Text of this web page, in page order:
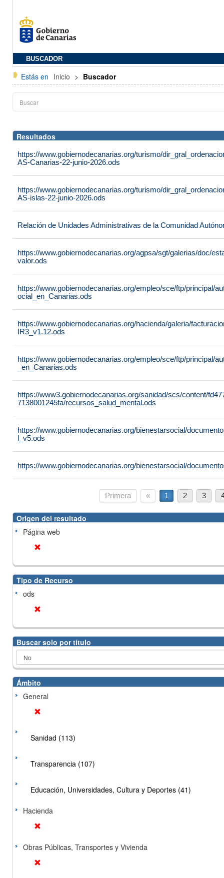
BUSCADOR
Estás en Inicio > Buscador
Resultados
https://www.gobiernodecanarias.org/turismo/
AS-Canarias-22-junio-2026.ods
https://www.gobiernodecanarias.org/turismo/
AS-islas-22-junio-2026.ods
Relación de Unidades Administrativas de la Comunidad
https://www.gobiernodecanarias.org/agpsa/sgt/galerias/doc/
valor.ods
https://www.gobiernodecanarias.org/empleo/sce/ftp/principal/
ocial_en_Canarias.ods
https://www.gobiernodecanarias.org/hacienda/galeria/
IR3_v1.12.ods
https://www.gobiernodecanarias.org/empleo/sce/ftp/principal/
_en_Canarias.ods
https://www3.gobiernodecanarias.org/sanidad/scs/content/
7138001245fa/recursos_salud_mental.ods
https://www.gobiernodecanarias.org/bienestarsocial/
l_v5.ods
https://www.gobiernodecanarias.org/bienestarsocial/
Primera « 1 2 3
Origen del resultado
Página web
Tipo de Recurso
ods
Buscar solo por título
Ámbito
General
Sanidad (113)
Transparencia (107)
Educación, Universidades, Cultura y Deportes (41)
Hacienda
Obras Públicas, Transportes y Vivienda